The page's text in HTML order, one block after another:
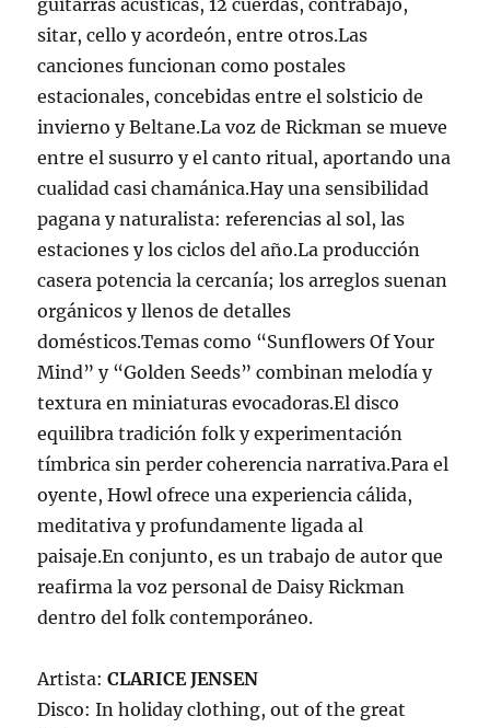
guitarras acústicas, 12 cuerdas, contrabajo,
sitar, cello y acordeón, entre otros.Las
canciones funcionan como postales
estacionales, concebidas entre el solsticio de
invierno y Beltane.La voz de Rickman se mueve
entre el susurro y el canto ritual, aportando una
cualidad casi chamánica.Hay una sensibilidad
pagana y naturalista: referencias al sol, las
estaciones y los ciclos del año.La producción
casera potencia la cercanía; los arreglos suenan
orgánicos y llenos de detalles
domésticos.Temas como “Sunflowers Of Your
Mind” y “Golden Seeds” combinan melodía y
textura en miniaturas evocadoras.El disco
equilibra tradición folk y experimentación
tímbrica sin perder coherencia narrativa.Para el
oyente, Howl ofrece una experiencia cálida,
meditativa y profundamente ligada al
paisaje.En conjunto, es un trabajo de autor que
reafirma la voz personal de Daisy Rickman
dentro del folk contemporáneo.
Artista:CLARICE JENSEN
Disco: In holiday clothing, out of the great